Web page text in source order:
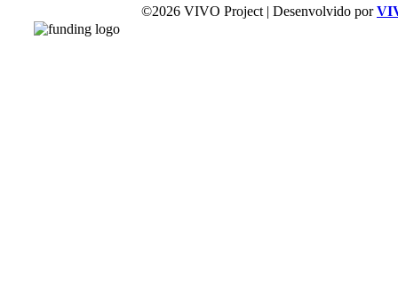
©2026 VIVO Project | Desenvolvido por